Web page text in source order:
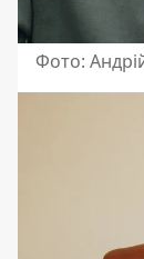
Фото: